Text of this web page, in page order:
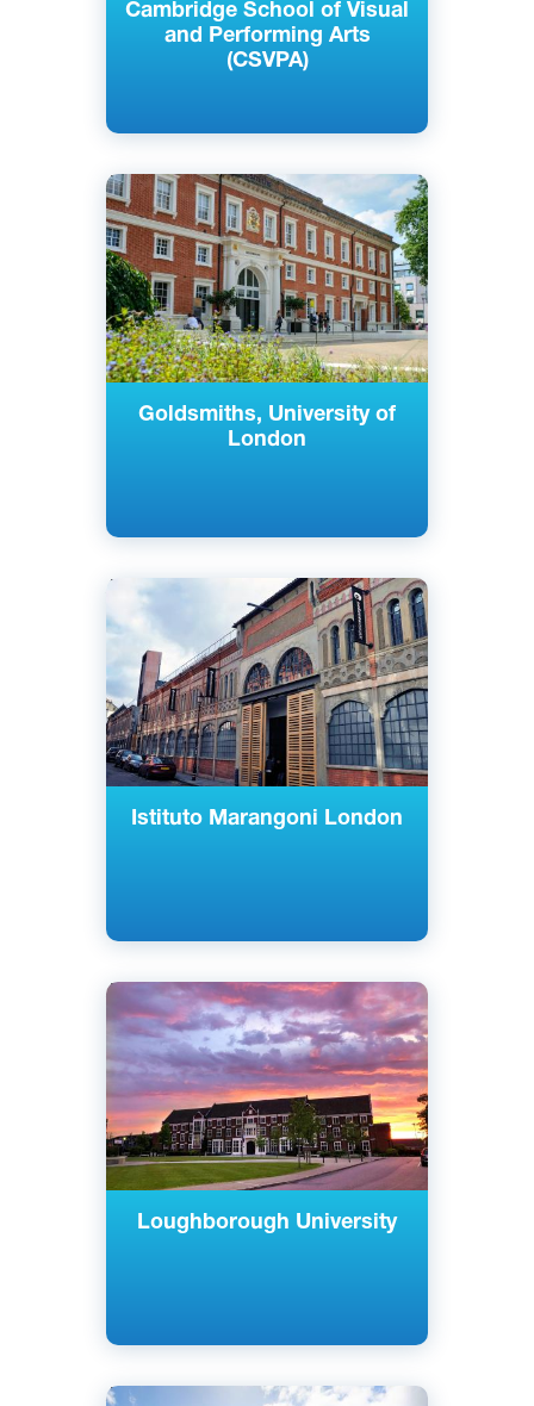
Cambridge School of Visual
and Performing Arts
(CSVPA)
Goldsmiths, University of
London
Английский
Лондон, Великобритания
Государственный
Istituto Marangoni London
Английский
Лондон, Великобритания
Частный
Loughborough University
Английский
Лафборо, Великобритания
Государственный
Английский